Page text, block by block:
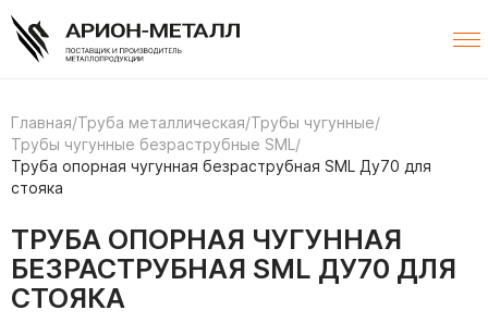
Главная/Труба металлическая/Трубы чугунные/
Трубы чугунные безраструбные SML /
Труба опорная чугунная безраструбная SML Ду70 для
стояка
ТРУБА ОПОРНАЯ ЧУГУННАЯ
БЕЗРАСТРУБНАЯ SML ДУ70 ДЛЯ
СТОЯКА